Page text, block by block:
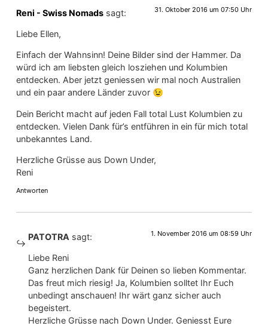
Reni - Swiss Nomads sagt: 31. Oktober 2016 um 07:50 Uhr
Liebe Ellen,
Einfach der Wahnsinn! Deine Bilder sind der Hammer. Da
würd ich am liebsten gleich losziehen und Kolumbien
entdecken. Aber jetzt geniessen wir mal noch Australien
und ein paar andere Länder zuvor 😉
Dein Bericht macht auf jeden Fall total Lust Kolumbien zu
entdecken. Vielen Dank für’s entführen in ein für mich total
unbekanntes Land.
Herzliche Grüsse aus Down Under,
Reni
Antworten
PATOTRA sagt: 1. November 2016 um 08:59 Uhr
Liebe Reni
Ganz herzlichen Dank für Deinen so lieben Kommentar.
Das freut mich riesig! Ja, Kolumbien solltet Ihr Euch
unbedingt anschauen! Ihr wärt ganz sicher auch
begeistert.
Herzliche Grüsse nach Down Under. Geniesst Eure